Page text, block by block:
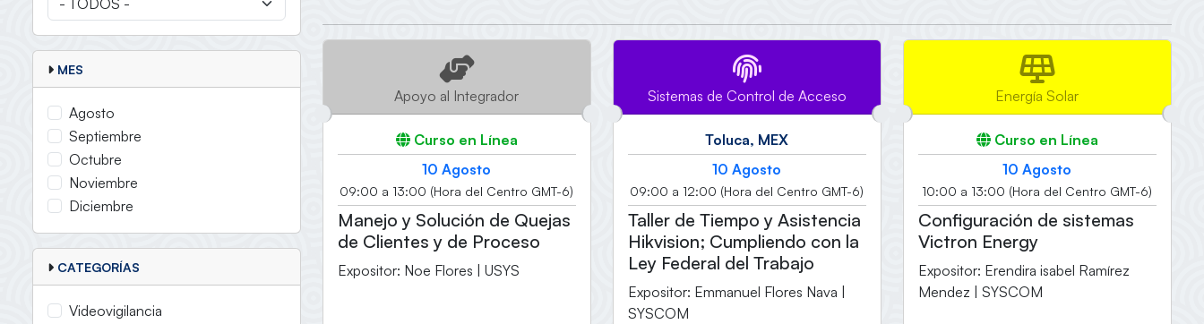
MES
Agosto
Septiembre
Octubre
Noviembre
Diciembre
CATEGORÍAS
Videovigilancia
Apoyo al Integrador
Curso en Línea
10 Agosto
09:00 a 13:00 (Hora del Centro GMT-6)
Manejo y Solución de Quejas
de Clientes y de Proceso
Expositor: Noe Flores | USYS
Sistemas de Control de Acceso
Toluca, MEX
10 Agosto
09:00 a 12:00 (Hora del Centro GMT-6)
Taller de Tiempo y Asistencia
Hikvision; Cumpliendo con la
Ley Federal del Trabajo
Expositor: Emmanuel Flores Nava |
SYSCOM
Energía Solar
Curso en Línea
10 Agosto
10:00 a 13:00 (Hora del Centro GMT-6)
Configuración de sistemas
Victron Energy
Expositor: Erendira isabel Ramírez
Mendez | SYSCOM